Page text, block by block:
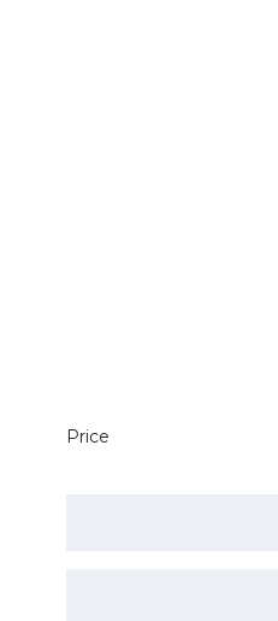
Price